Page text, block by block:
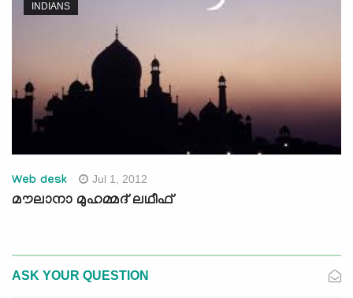
INDIANS
Web desk Jul 1, 2012
മൗലാനാ മുഹമ്മദ് ലഥീഫ്
ASK YOUR QUESTION